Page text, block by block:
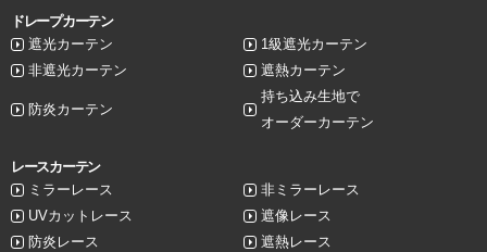
ドレープカーテン
遮光カーテン
1級遮光カーテン
非遮光カーテン
遮熱カーテン
防炎カーテン
持ち込み生地で
オーダーカーテン
レースカーテン
ミラーレース
非ミラーレース
UVカットレース
遮像レース
防炎レース
遮熱レース